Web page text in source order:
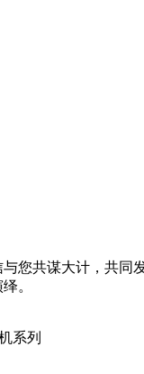
您共谋大计，共同
。
系列